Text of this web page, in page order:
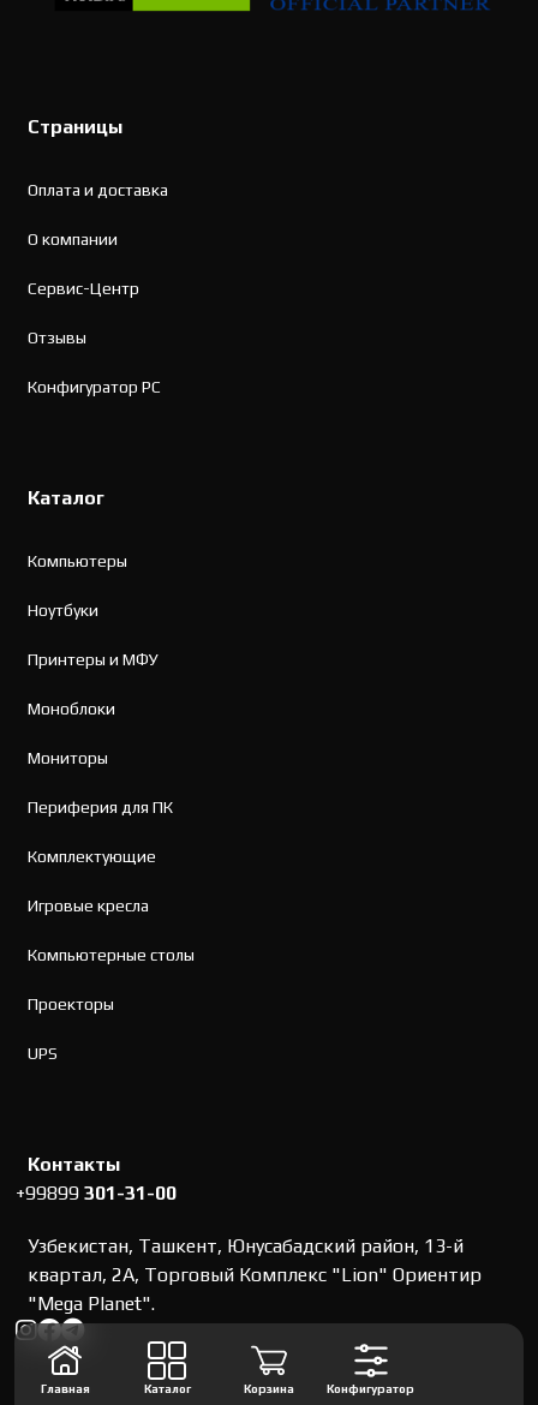
Страницы
Оплата и доставка
О компании
Сервис-Центр
Отзывы
Конфигуратор PC
Каталог
Компьютеры
Ноутбуки
Принтеры и МФУ
Моноблоки
Мониторы
Периферия для ПК
Комплектующие
Игровые кресла
Компьютерные столы
Проекторы
UPS
Контакты
+99899301-31-00
Узбекистан, Ташкент, Юнусабадский район, 13-й
квартал, 2А, Торговый Комплекс "Lion" Ориентир
"Mega Planet".
Главная Каталог Корзина Конфигуратор